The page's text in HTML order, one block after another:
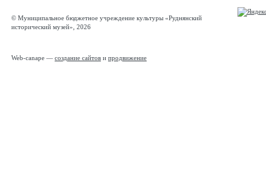
© Муниципальное бюджетное учреждение культуры «Руднянский
исторический музей», 2026
Web-canape — создание сайтов и продвижение